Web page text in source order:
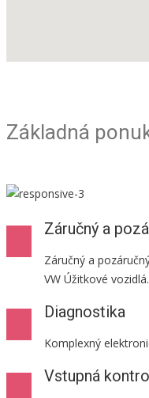
Základná
Záručný a
Záručný a
VW Úžitkové vozidlá.
Diagnostika
Komplexný
Vstupná